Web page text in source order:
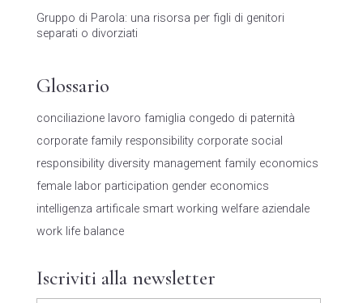
Gruppo di Parola: una risorsa per figli di genitori
separati o divorziati
Glossario
conciliazione lavoro famiglia congedo di paternità
corporate family responsibility corporate social
responsibility diversity management family economics
female labor participation gender economics
intelligenza artificale smart working welfare aziendale
work life balance
Iscriviti alla newsletter